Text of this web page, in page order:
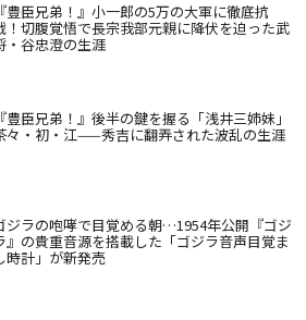
『豊臣兄弟！』小一郎の5万の大軍に徹底抗
！切腹覚悟で長宗我部元親に降伏を迫った武
・谷忠澄の生涯
『豊臣兄弟！』後半の鍵を握る「浅井三姉妹」
々・初・江——秀吉に翻弄された波乱の生涯
ジラの咆哮で目覚める朝…1954年公開『ゴジ
』の貴重音源を搭載した「ゴジラ音声目覚ま
時計」が新発売